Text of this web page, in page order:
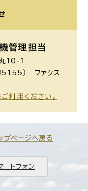
管理担当
10-1
） ファクス
利用ください。
プページへ戻る
ートフォン